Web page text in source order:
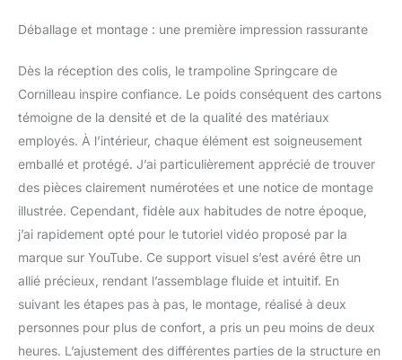
Sécurité renforcée : Ce
d'un filet de protection
solide et durable, de
poteaux rembourrés
pour garantir la sécurité
des utilisateurs
extérieurs, ainsi que d'un
coussin double
encore mieux. Facilité
d'installation : Grâce à
son système de
montage simplifié, ce
assemblé facilement et
rapidement, sans avoir
besoin d'outils
Déballage et montage : une première impression rassurante
Dès la réception des colis, le trampoline Springcare de
Cornilleau inspire confiance. Le poids conséquent des cartons
témoigne de la densité et de la qualité des matériaux
employés. À l’intérieur, chaque élément est soigneusement
emballé et protégé. J’ai particulièrement apprécié de trouver
des pièces clairement numérotées et une notice de montage
illustrée. Cependant, fidèle aux habitudes de notre époque,
j’ai rapidement opté pour le tutoriel vidéo proposé par la
marque sur YouTube. Ce support visuel s’est avéré être un
allié précieux, rendant l’assemblage fluide et intuitif. En
suivant les étapes pas à pas, le montage, réalisé à deux
personnes pour plus de confort, a pris un peu moins de deux
heures. L’ajustement des différentes parties de la structure en